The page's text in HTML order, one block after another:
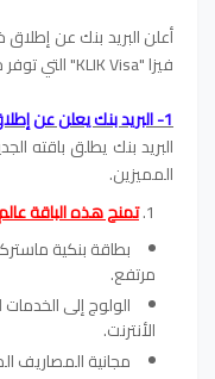
أعلن البريد بنك عن
فيزا "KLIK Visa" التي توفر حلولاً جديدة للأداء.
1- البريد بنك يعلن عن إطلاق باقته الجديدة "تميز"
البريد بنك يطلق باقته
المميزين.
تمنح هذه الباقة
بطاقة بنكية
مرتفع.
الولوج إلى
الأنترنت.
مجانية المصاريف